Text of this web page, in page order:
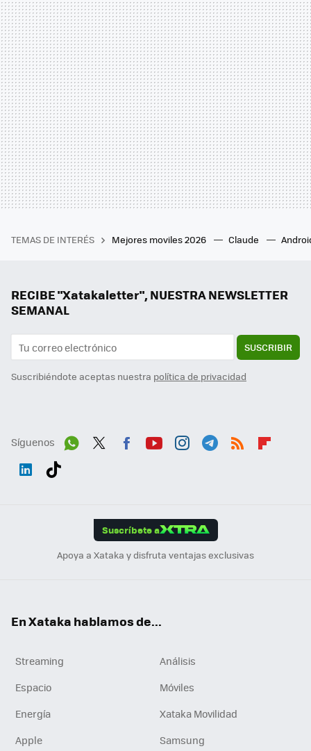
TEMAS DE INTERÉS Mejores moviles 2026 Claude
RECIBE "Xatakaletter", NUESTRA NEWSLETTER
SEMANAL
SUSCRIBIR
Suscribiéndote aceptas nuestra política de privacidad
Síguenos
Suscríbete a
Apoya a Xataka y disfruta ventajas exclusivas
En Xataka hablamos de...
Streaming
Análisis
Espacio
Móviles
Energía
Xataka Movilidad
Apple
Samsung